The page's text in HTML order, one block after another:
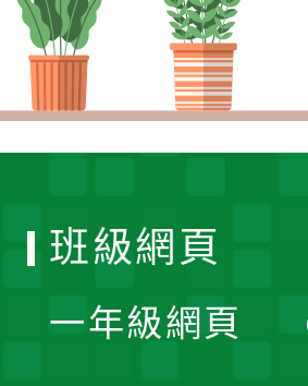
班級網頁
一年級網頁